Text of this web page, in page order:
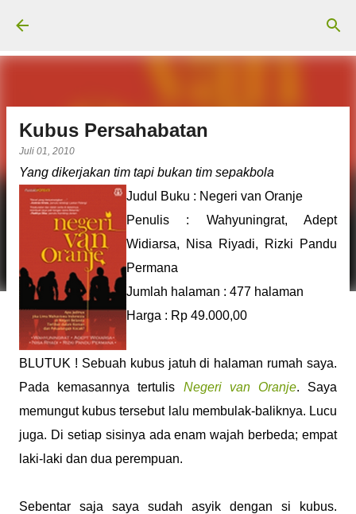
Kubus Persahabatan
Juli 01, 2010
Yang dikerjakan tim tapi bukan tim sepakbola
Judul Buku : Negeri van Oranje
Penulis : Wahyuningrat, Adept
Widiarsa, Nisa Riyadi, Rizki Pandu
Permana
Jumlah halaman : 477 halaman
Harga : Rp 49.000,00
BLUTUK ! Sebuah kubus jatuh di halaman rumah saya.
Pada kemasannya tertulis Negeri van Oranje. Saya
memungut kubus tersebut lalu membulak-baliknya. Lucu
juga. Di setiap sisinya ada enam wajah berbeda; empat
laki-laki dan dua perempuan.
Sebentar saja saya sudah asyik dengan si kubus.